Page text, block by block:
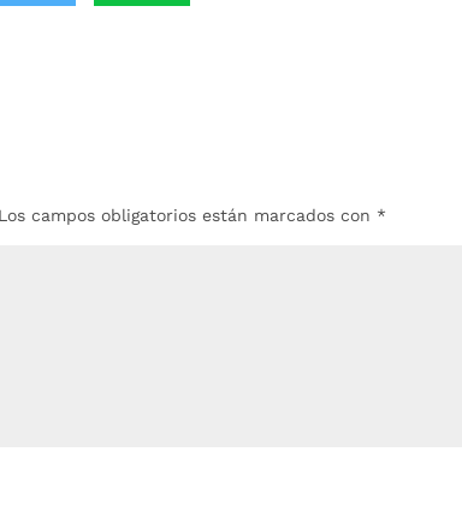
Los campos obligatorios están marcados con *